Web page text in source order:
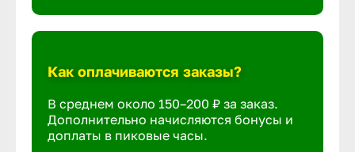
Как оплачиваются заказы?
В среднем около 150–200 ₽ за заказ.
Дополнительно начисляются бонусы и
доплаты в пиковые часы.